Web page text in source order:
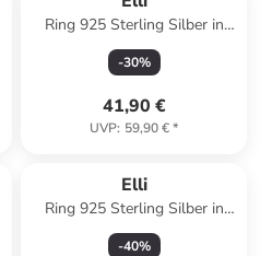
Ring 925 Sterling Silber in
Silber
-30%
41,90 €
UVP: 59,90 €*
Elli
Ring 925 Sterling Silber in
Gold
-40%